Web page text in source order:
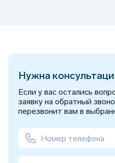
Нужна
Если у вас остались
заявку на обратный
перезвонит вам в